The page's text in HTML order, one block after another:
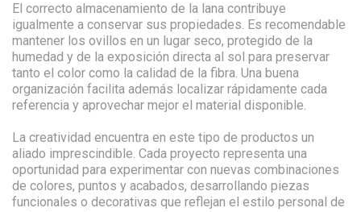
El correcto almacenamiento de la lana contribuye
igualmente a conservar sus propiedades. Es recomendable
mantener los ovillos en un lugar seco, protegido de la
humedad y de la exposición directa al sol para preservar
tanto el color como la calidad de la fibra. Una buena
organización facilita además localizar rápidamente cada
referencia y aprovechar mejor el material disponible.
La creatividad encuentra en este tipo de productos un
aliado imprescindible. Cada proyecto representa una
oportunidad para experimentar con nuevas combinaciones
de colores, puntos y acabados, desarrollando piezas
funcionales o decorativas que reflejan el estilo personal de